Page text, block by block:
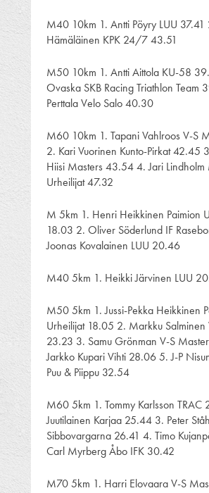
M40 10km 1. Antti Pöyry LUU 37.41
Hämäläinen KPK 24/7 43.51
M50 10km 1. Antti Aittola KU-58
Ovaska SKB Racing Triathlon Team
Perttala Velo Salo 40.30
M60 10km 1. Tapani Vahlroos V-S
2. Kari Vuorinen Kunto-Pirkat 42.45
Hiisi Masters 43.54 4. Jari Lindholm
Urheilijat 47.32
M 5km 1. Henri Heikkinen Paimion
18.03 2. Oliver Söderlund IF
Joonas Kovalainen LUU 20.46
M40 5km 1. Heikki Järvinen LUU
M50 5km 1. Jussi-Pekka Heikkinen
Urheilijat 18.05 2. Markku Salminen
23.23 3. Samu Grönman V-S
Jarkko Kupari Vihti 28.06 5. J-P
Puu & Piippu 32.54
M60 5km 1. Tommy Karlsson
Juutilainen Karjaa 25.44 3. Peter
Sibbovargarna 26.41 4. Timo
Carl Myrberg Åbo IFK 30.42
M70 5km 1. Harri Elovaara V-S